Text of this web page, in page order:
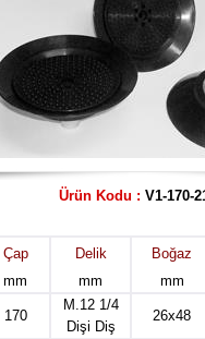
Ürün Kodu : V1-170-
Çap
mm
Delik
mm
Boğaz
mm
170
M.12 1/4
Dişi Diş
26x48